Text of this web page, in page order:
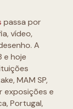
passa por
vídeo,
A
e hoje
MAM SP,
exposições e
Portugal,